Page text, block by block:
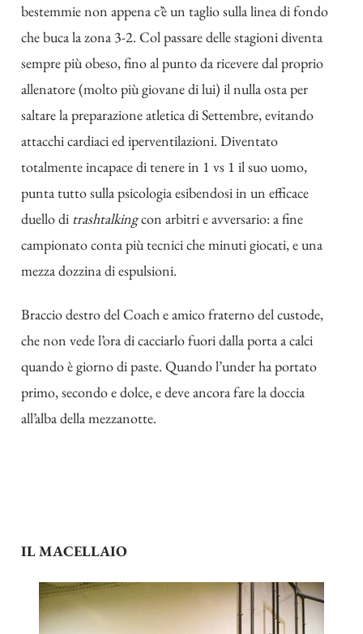
bestemmie non appena c’è un taglio sulla linea di fondo
che buca la zona 3-2. Col passare delle stagioni diventa
sempre più obeso, fino al punto da ricevere dal proprio
allenatore (molto più giovane di lui) il nulla osta per
saltare la preparazione atletica di Settembre, evitando
attacchi cardiaci ed iperventilazioni. Diventato
totalmente incapace di tenere in 1 vs 1 il suo uomo,
punta tutto sulla psicologia esibendosi in un efficace
duello di trashtalkingcon arbitri e avversario: a fine
campionato conta più tecnici che minuti giocati, e una
mezza dozzina di espulsioni.
Braccio destro del Coach e amico fraterno del custode,
che non vede l’ora di cacciarlo fuori dalla porta a calci
quando è giorno di paste. Quando l’under ha portato
primo, secondo e dolce, e deve ancora fare la doccia
all’alba della mezzanotte.
IL MACELLAIO